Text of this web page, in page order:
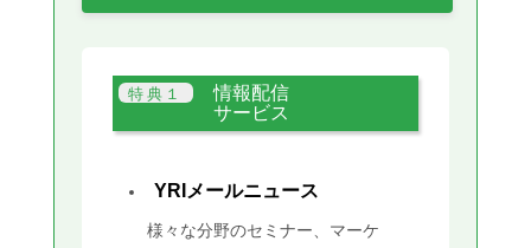
情報配信
サービス
YRIメールニュース
様々な分野のセミナー、マーケ